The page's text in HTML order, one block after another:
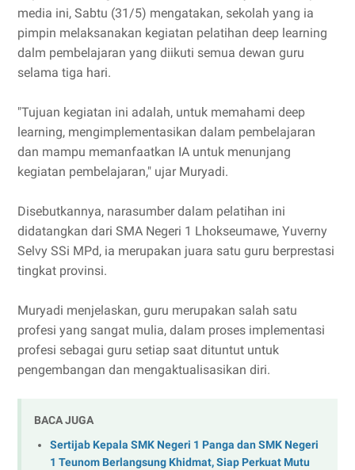
media ini, Sabtu (31/5) mengatakan, sekolah yang ia
pimpin melaksanakan kegiatan pelatihan deep learning
dalm pembelajaran yang diikuti semua dewan guru
selama tiga hari.
"Tujuan kegiatan ini adalah, untuk memahami deep
learning, mengimplementasikan dalam pembelajaran
dan mampu memanfaatkan IA untuk menunjang
kegiatan pembelajaran," ujar Muryadi.
Disebutkannya, narasumber dalam pelatihan ini
didatangkan dari SMA Negeri 1 Lhokseumawe, Yuverny
Selvy SSi MPd, ia merupakan juara satu guru berprestasi
tingkat provinsi.
Muryadi menjelaskan, guru merupakan salah satu
profesi yang sangat mulia, dalam proses implementasi
profesi sebagai guru setiap saat dituntut untuk
pengembangan dan mengaktualisasikan diri.
BACA JUGA
Sertijab Kepala SMK Negeri 1 Panga dan SMK Negeri
1 Teunom Berlangsung Khidmat, Siap Perkuat Mutu